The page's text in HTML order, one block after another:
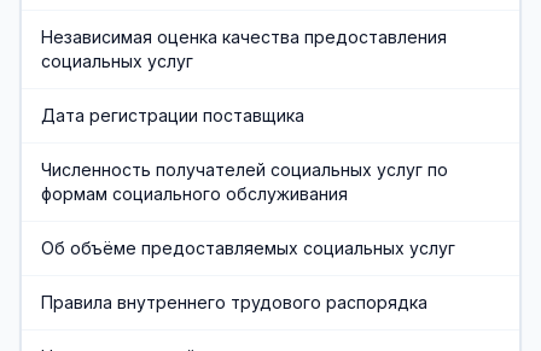
Независимая оценка качества предоставления
социальных услуг
Дата регистрации поставщика
Численность получателей социальных услуг по
формам социального обслуживания
Об объёме предоставляемых социальных услуг
Правила внутреннего трудового распорядка